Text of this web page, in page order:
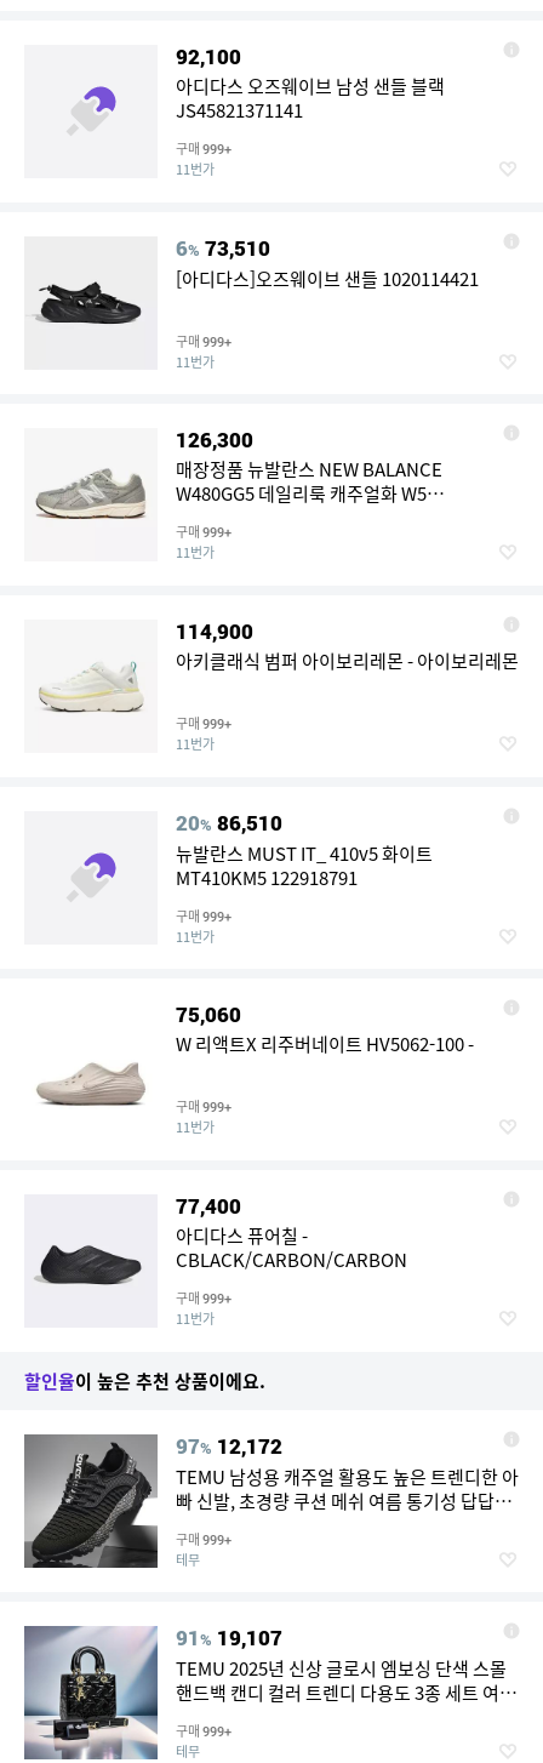
92,100
아디다스 오즈웨이브 남성 샌들 블랙
JS45821371141
구매 999+
11번가
6% 73,510
[아디다스]오즈웨이브 샌들 1020114421
구매 999+
11번가
126,300
매장정품 뉴발란스 NEW BALANCE
W480GG5 데일리룩 캐주얼화 W5
구매 999+
11번가
114,900
아키클래식 범퍼 아이보리레몬 - 아이보리레몬
구매 999+
11번가
20% 86,510
뉴발란스 MUST IT_ 410v5 화이트
MT410KM5 122918791
구매 999+
11번가
75,060
W 리액트X 리주버네이트 HV5062-100 -
구매 999+
11번가
77,400
아디다스 퓨어칠 -
CBLACK/CARBON/CARBON
구매 999+
11번가
할인율이 높은 추천 상품이에요.
97% 12,172
TEMU 남성용 캐주얼 활용도 높은 트렌디한 아
빠 신발, 초경량 쿠션 메쉬 여름 통기성 답답하
트 소프트솔 스니커즈, 상쾌한 캐주얼 여름 신
발
구매 999+
테무
91% 19,107
TEMU 2025년 신상 글로시 엠보싱 단색 스몰
핸드백 캔디 컬러 트렌디 다용도 3종 세트 여성
구매 999+
테무